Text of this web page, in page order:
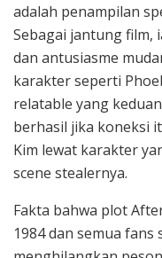
adalah penampilan
Sebagai jantung film,
dan antusiasme
karakter seperti
relatable yang
berhasil jika koneksi
Kim lewat karakter
scene stealernya.
Fakta bahwa plot
1984 dan semua